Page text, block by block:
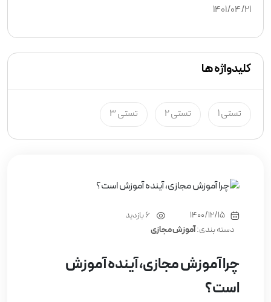
1400/12/15
6 بازدید
دسته بندی:آموزش مجازی
چرا آموزش مجازی، آینده آموزش
است؟
1401/04/21
کلیدواژه ها
تستی 1 تستی 2 تستی 3